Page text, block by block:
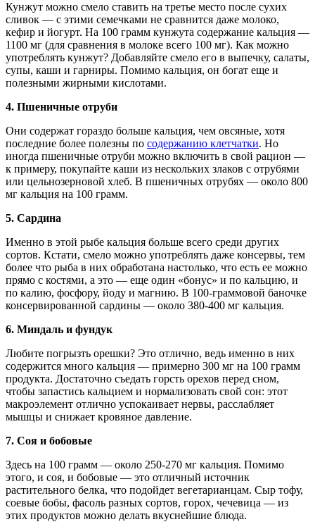
Кунжут можно смело ставить на третье место после сухих
сливок — с этими семечками не сравнится даже молоко,
кефир и йогурт. На 100 грамм кунжута содержание кальция —
1100 мг (для сравнения в молоке всего 100 мг). Как можно
употреблять кунжут? Добавляйте смело его в выпечку, салаты,
супы, каши и гарниры. Помимо кальция, он богат еще и
полезными жирными кислотами.
4. Пшеничные отруби
Они содержат гораздо больше кальция, чем овсяные, хотя
последние более полезны по содержанию клетчатки. Но
иногда пшеничные отруби можно включить в свой рацион —
к примеру, покупайте каши из нескольких злаков с отрубями
или цельнозерновой хлеб. В пшеничных отрубях — около 800
мг кальция на 100 грамм.
5. Сардина
Именно в этой рыбе кальция больше всего среди других
сортов. Кстати, смело можно употреблять даже консервы, тем
более что рыба в них обработана настолько, что есть ее можно
прямо с костями, а это — еще один «бонус» и по кальцию, и
по калию, фосфору, йоду и магнию. В 100-граммовой баночке
консервированной сардины — около 380-400 мг кальция.
6. Миндаль и фундук
Любите погрызть орешки? Это отлично, ведь именно в них
содержится много кальция — примерно 300 мг на 100 грамм
продукта. Достаточно съедать горсть орехов перед сном,
чтобы запастись кальцием и нормализовать свой сон: этот
макроэлемент отлично успокаивает нервы, расслабляет
мышцы и снижает кровяное давление.
7. Соя и бобовые
Здесь на 100 грамм — около 250-270 мг кальция. Помимо
этого, и соя, и бобовые — это отличный источник
растительного белка, что подойдет вегетарианцам. Сыр тофу,
соевые бобы, фасоль разных сортов, горох, чечевица — из
этих продуктов можно делать вкуснейшие блюда.